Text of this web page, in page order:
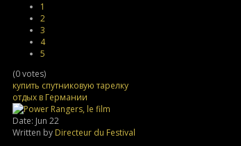
1
2
3
4
5
(0 votes)
купить спутниковую тарелку
отдых в Германии
Date: Jun 22
Written by Directeur du Festival